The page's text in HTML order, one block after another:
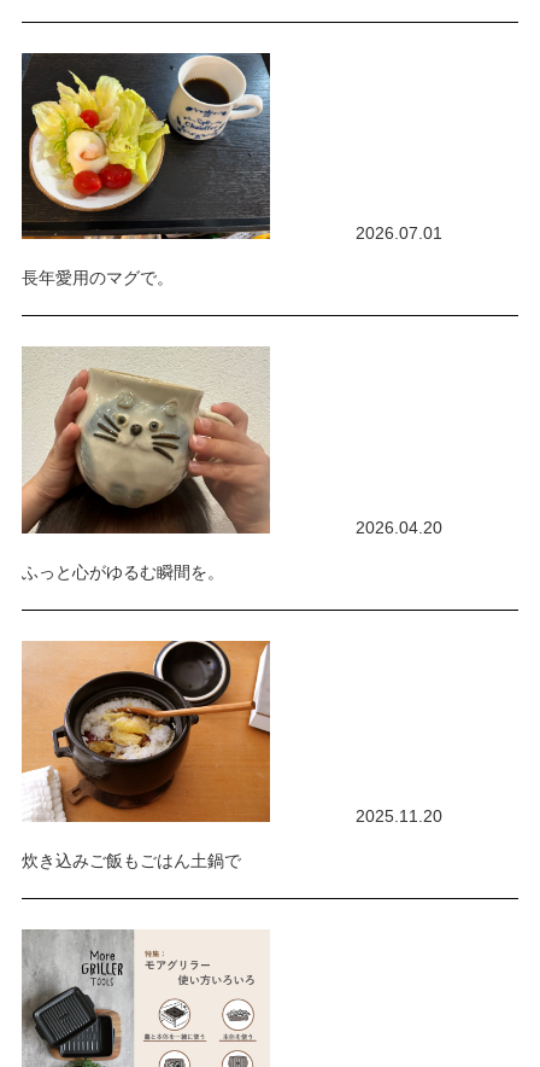
2026.07.01
長年愛用のマグで。
2026.04.20
ふっと心がゆるむ瞬間を。
2025.11.20
炊き込みご飯もごはん土鍋で